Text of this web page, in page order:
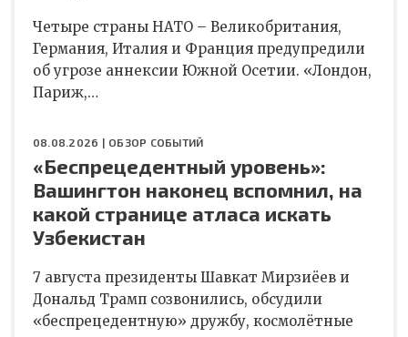
Четыре страны НАТО – Великобритания,
Германия, Италия и Франция предупредили
об угрозе аннексии Южной Осетии. «Лондон,
Париж,…
08.08.2026 | ОБЗОР СОБЫТИЙ
«Беспрецедентный уровень»:
Вашингтон наконец вспомнил, на
какой странице атласа искать
Узбекистан
7 августа президенты Шавкат Мирзиёев и
Дональд Трамп созвонились, обсудили
«беспрецедентную» дружбу, космолётные